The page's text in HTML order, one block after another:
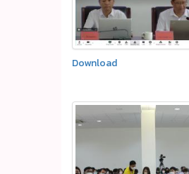
Download